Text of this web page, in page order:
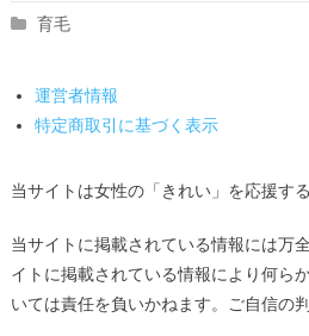
育毛
運営者情報
特定商取引に基づく表示
当サイトは女性の「きれい」を応援す
当サイトに掲載されている情報には万
イトに掲載されている情報により何ら
いては責任を負いかねます。ご自信の